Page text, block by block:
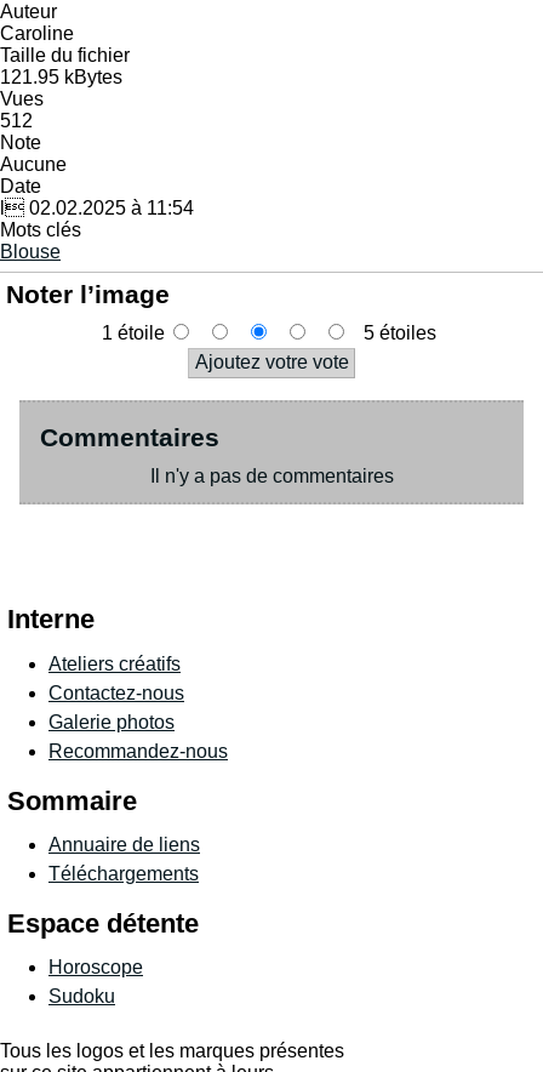
Auteur
Caroline
Taille du fichier
121.95 kBytes
Vues
512
Note
Aucune
Date
l 02.02.2025 à 11:54
Mots clés
Blouse
Noter l’image
1 étoile 5 étoiles
Commentaires
Il n'y a pas de commentaires
Interne
Ateliers créatifs
Contactez-nous
Galerie photos
Recommandez-nous
Sommaire
Annuaire de liens
Téléchargements
Espace détente
Horoscope
Sudoku
Tous les logos et les marques présentes